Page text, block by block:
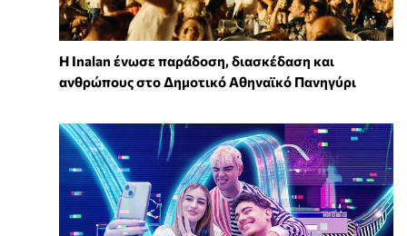
Η Inalan ένωσε παράδοση, διασκέδαση και
ανθρώπους στο Δημοτικό Αθηναϊκό Πανηγύρι